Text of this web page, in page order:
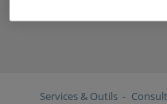
Services & Outils